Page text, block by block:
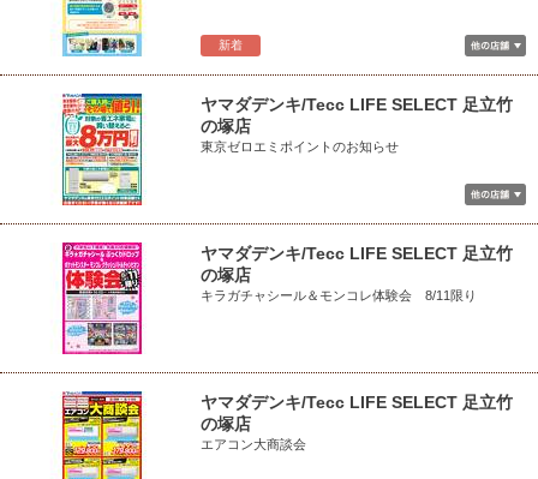
新着
ヤマダデンキ/Tecc LIFE SELECT 足立竹
の塚店
東京ゼロエミポイントのお知らせ
ヤマダデンキ/Tecc LIFE SELECT 足立竹
の塚店
キラガチャシール＆モンコレ体験会 8/11限り
ヤマダデンキ/Tecc LIFE SELECT 足立竹
の塚店
エアコン大商談会